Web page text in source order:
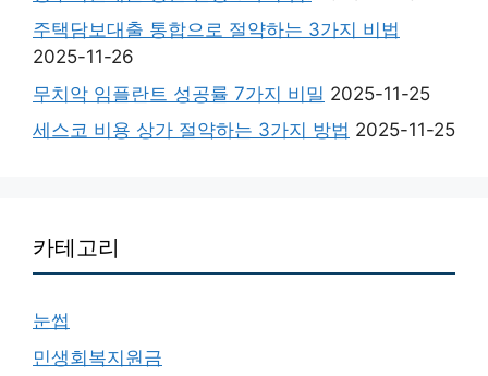
주택담보대출 통합으로 절약하는 3가지 비법
2025-11-26
무치악 임플란트 성공률 7가지 비밀 2025-11-25
세스코 비용 상가 절약하는 3가지 방법 2025-11-25
카테고리
눈썹
민생회복지원금